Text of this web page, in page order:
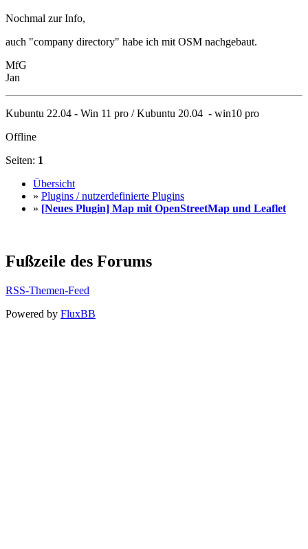
Nochmal zur Info,
auch "company directory" habe ich mit OSM nachgebaut.
MfG
Jan
Kubuntu 22.04 - Win 11 pro / Kubuntu 20.04 - win10 pro
Offline
Seiten: 1
Übersicht
» Plugins / nutzerdefinierte Plugins
» [Neues Plugin] Map mit OpenStreetMap und Leaflet
Fußzeile des Forums
RSS-Themen-Feed
Powered by FluxBB